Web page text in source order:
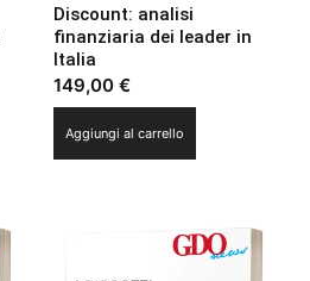
Discount: analisi
finanziaria dei leader in
Italia
149,00€
Aggiungi al carrello